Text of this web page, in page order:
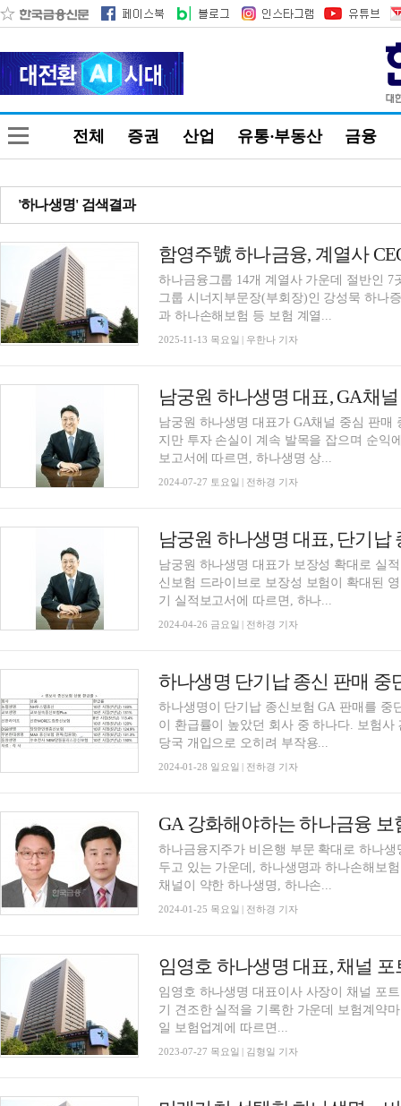
전체 증권 산업 유통·부동산 금융
'하나생명' 검색결과
하나금융그룹 14개 계열사 가운데 절반인
그룹 시너지부문장(부회장)인 강성묵 하나
과 하나손해보험 등 보험 계열...
2025-11-13 목요일 | 우한나 기자
남궁원 하나생명 대표가 GA채널 중심 판매
지만 투자 손실이 계속 발목을 잡으며 순익
보고서에 따르면, 하나생명 상...
2024-07-27 토요일 | 전하경 기자
남궁원 하나생명 대표가 보장성 확대로 실
신보험 드라이브로 보장성 보험이 확대된
기 실적보고서에 따르면, 하나...
2024-04-26 금요일 | 전하경 기자
하나생명이 단기납 종신보험 GA 판매를 중
이 환급률이 높았던 회사 중 하나다. 보험
당국 개입으로 오히려 부작용...
2024-01-28 일요일 | 전하경 기자
하나금융지주가 비은행 부문 확대로 하나
두고 있는 가운데, 하나생명과 하나손해보
채널이 약한 하나생명, 하나손...
2024-01-25 목요일 | 전하경 기자
임영호 하나생명 대표이사 사장이 채널 포
기 견조한 실적을 기록한 가운데 보험계약마
일 보험업계에 따르면...
2023-07-27 목요일 | 김형일 기자